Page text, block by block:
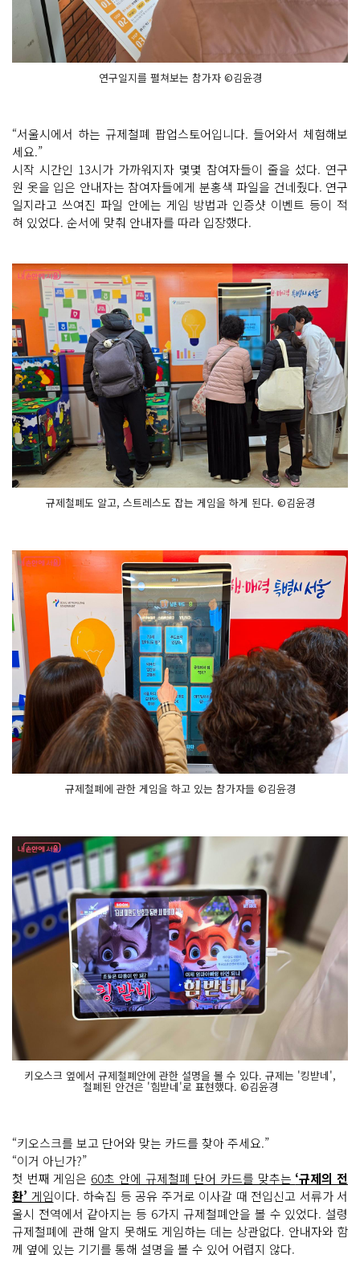
연구일지를 펼쳐보는 참가자 ©김윤경
“서울시에서 하는 규제철폐 팝업스토어입니다. 들어와서 체험해보
세요.”
시작 시간인 13시가 가까워지자 몇몇 참여자들이 줄을 섰다. 연구
원 옷을 입은 안내자는 참여자들에게 분홍색 파일을 건네줬다. 연구
일지라고 쓰여진 파일 안에는 게임 방법과 인증샷 이벤트 등이 적
혀 있었다. 순서에 맞춰 안내자를 따라 입장했다.
규제철폐도 알고, 스트레스도 잡는 게임을 하게 된다. ©김윤경
규제철폐에 관한 게임을 하고 있는 참가자들 ©김윤경
키오스크 옆에서 규제철폐안에 관한 설명을 볼 수 있다. 규제는 '킹받네',
철폐된 안건은 '힘받네'로 표현했다. ©김윤경
“키오스크를 보고 단어와 맞는 카드를 찾아 주세요.”
“이거 아닌가?”
첫 번째 게임은 60초 안에 규제철폐 단어 카드를 맞추는 ‘규제의 전
환’ 게임이다. 하숙집 등 공유 주거로 이사갈 때 전입신고 서류가 서
울시 전역에서 같아지는 등 6가지 규제철폐안을 볼 수 있었다. 설령
규제철폐에 관해 알지 못해도 게임하는 데는 상관없다. 안내자와 함
께 옆에 있는 기기를 통해 설명을 볼 수 있어 어렵지 않다.